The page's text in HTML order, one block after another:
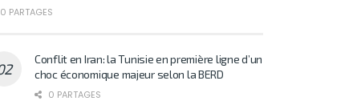
0 PARTAGES
Conflit en Iran: la Tunisie en première ligne d’un
choc économique majeur selon la BERD
0 PARTAGES